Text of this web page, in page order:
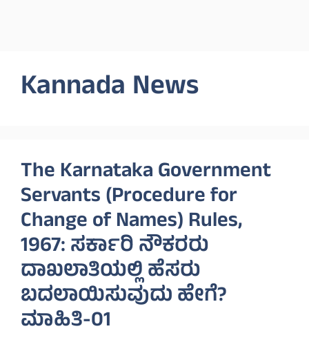
Kannada News
The Karnataka Government
Servants (Procedure for
Change of Names) Rules,
1967: ಸರ್ಕಾರಿ ನೌಕರರು
ದಾಖಲಾತಿಯಲ್ಲಿ ಹೆಸರು
ಬದಲಾಯಿಸುವುದು ಹೇಗೆ?
ಮಾಹಿತಿ-01